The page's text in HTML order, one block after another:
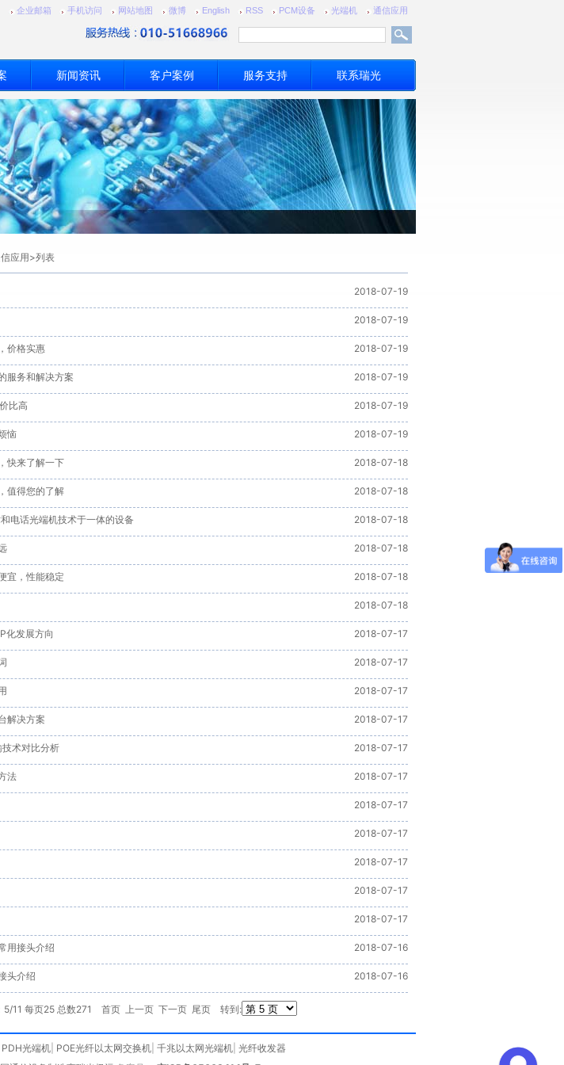
企业邮箱 手机访问 网站地图 微博 English RSS PCM设备 光端机 通信应用
新闻资讯 客户案例 服务支持 联系瑞光
应用>列表
2018-07-19
2018-07-19
价格实惠 2018-07-19
服务和解决方案 2018-07-19
比高 2018-07-19
恼 2018-07-19
快来了解一下 2018-07-18
值得您的了解 2018-07-18
电话光端机技术于一体的设备 2018-07-18
2018-07-18
宜，性能稳定 2018-07-18
2018-07-18
化发展方向 2018-07-17
2018-07-17
2018-07-17
解决方案 2018-07-17
术对比分析 2018-07-17
法 2018-07-17
2018-07-17
2018-07-17
2018-07-17
2018-07-17
2018-07-17
用接头介绍 2018-07-16
头介绍 2018-07-16
5/11 每页25 总数271 首页 上一页 下一页 尾页 转到:
PDH光端机 POE光纤以太网交换机 千兆以太网光端机 光纤收发器